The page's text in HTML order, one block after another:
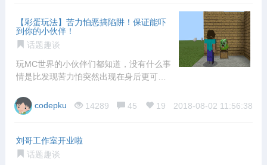
【彩蛋玩法】苦力怕恶搞陷阱！保证能吓
到你的小伙伴！
话题趣谈
玩MC世界的小伙伴们都知道，没有什么事
情是比发现苦力怕突然出现在身后更可怕
codepku
14289 45 19 2018-08-02 11:56:38
刘哥工作室开业啦
话题趣谈